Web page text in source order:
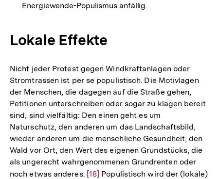
Energiewende-Populismus anfällig.
Lokale Effekte
Nicht jeder Protest gegen Windkraftanlagen oder
Stromtrassen ist per se populistisch. Die Motivlagen
der Menschen, die dagegen auf die Straße gehen,
Petitionen unterschreiben oder sogar zu klagen bereit
sind, sind vielfältig: Den einen geht es um
Naturschutz, den anderen um das Landschaftsbild,
wieder anderen um die menschliche Gesundheit, den
Wald vor Ort, den Wert des eigenen Grundstücks, die
als ungerecht wahrgenommenen Grundrenten oder
noch etwas anderes. Zur
[18] Populistisch wird der (lokale)